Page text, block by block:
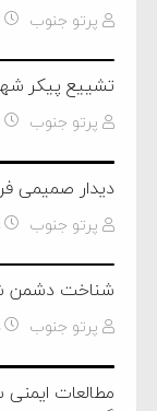
پرتو جنوب
تشييع پيکر
پرتو جنوب
دیدار صمیمی
پرتو جنوب
شناخت دشمن‌
پرتو جنوب
مطالعات